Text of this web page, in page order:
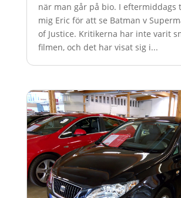
när man går på bio. I eftermiddags
mig Eric för att se Batman v
of Justice. Kritikerna har inte varit
filmen, och det har visat sig i...